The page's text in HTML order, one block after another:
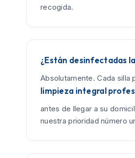
recogida.
¿Están desinfectadas
Absolutamente. Cada silla
limpieza integral
antes de llegar a su
nuestra prioridad número